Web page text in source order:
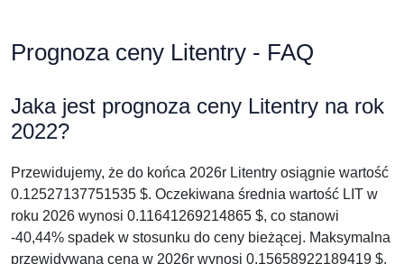
Prognoza ceny Litentry - FAQ
Jaka jest prognoza ceny Litentry na rok
2022?
Przewidujemy, że do końca 2026r Litentry osiągnie wartość
0.12527137751535 $. Oczekiwana średnia wartość LIT w
roku 2026 wynosi 0.11641269214865 $, co stanowi
-40,44% spadek w stosunku do ceny bieżącej. Maksymalna
przewidywana cena w 2026r wynosi 0.15658922189419 $.